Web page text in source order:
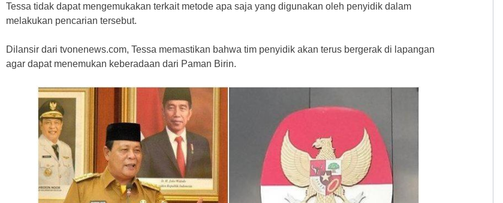
Tessa tidak dapat mengemukakan terkait metode apa saja yang digunakan oleh penyidik dalam
melakukan pencarian tersebut.
Dilansir dari tvonenews.com, Tessa memastikan bahwa tim penyidik akan terus bergerak di lapangan
agar dapat menemukan keberadaan dari Paman Birin.